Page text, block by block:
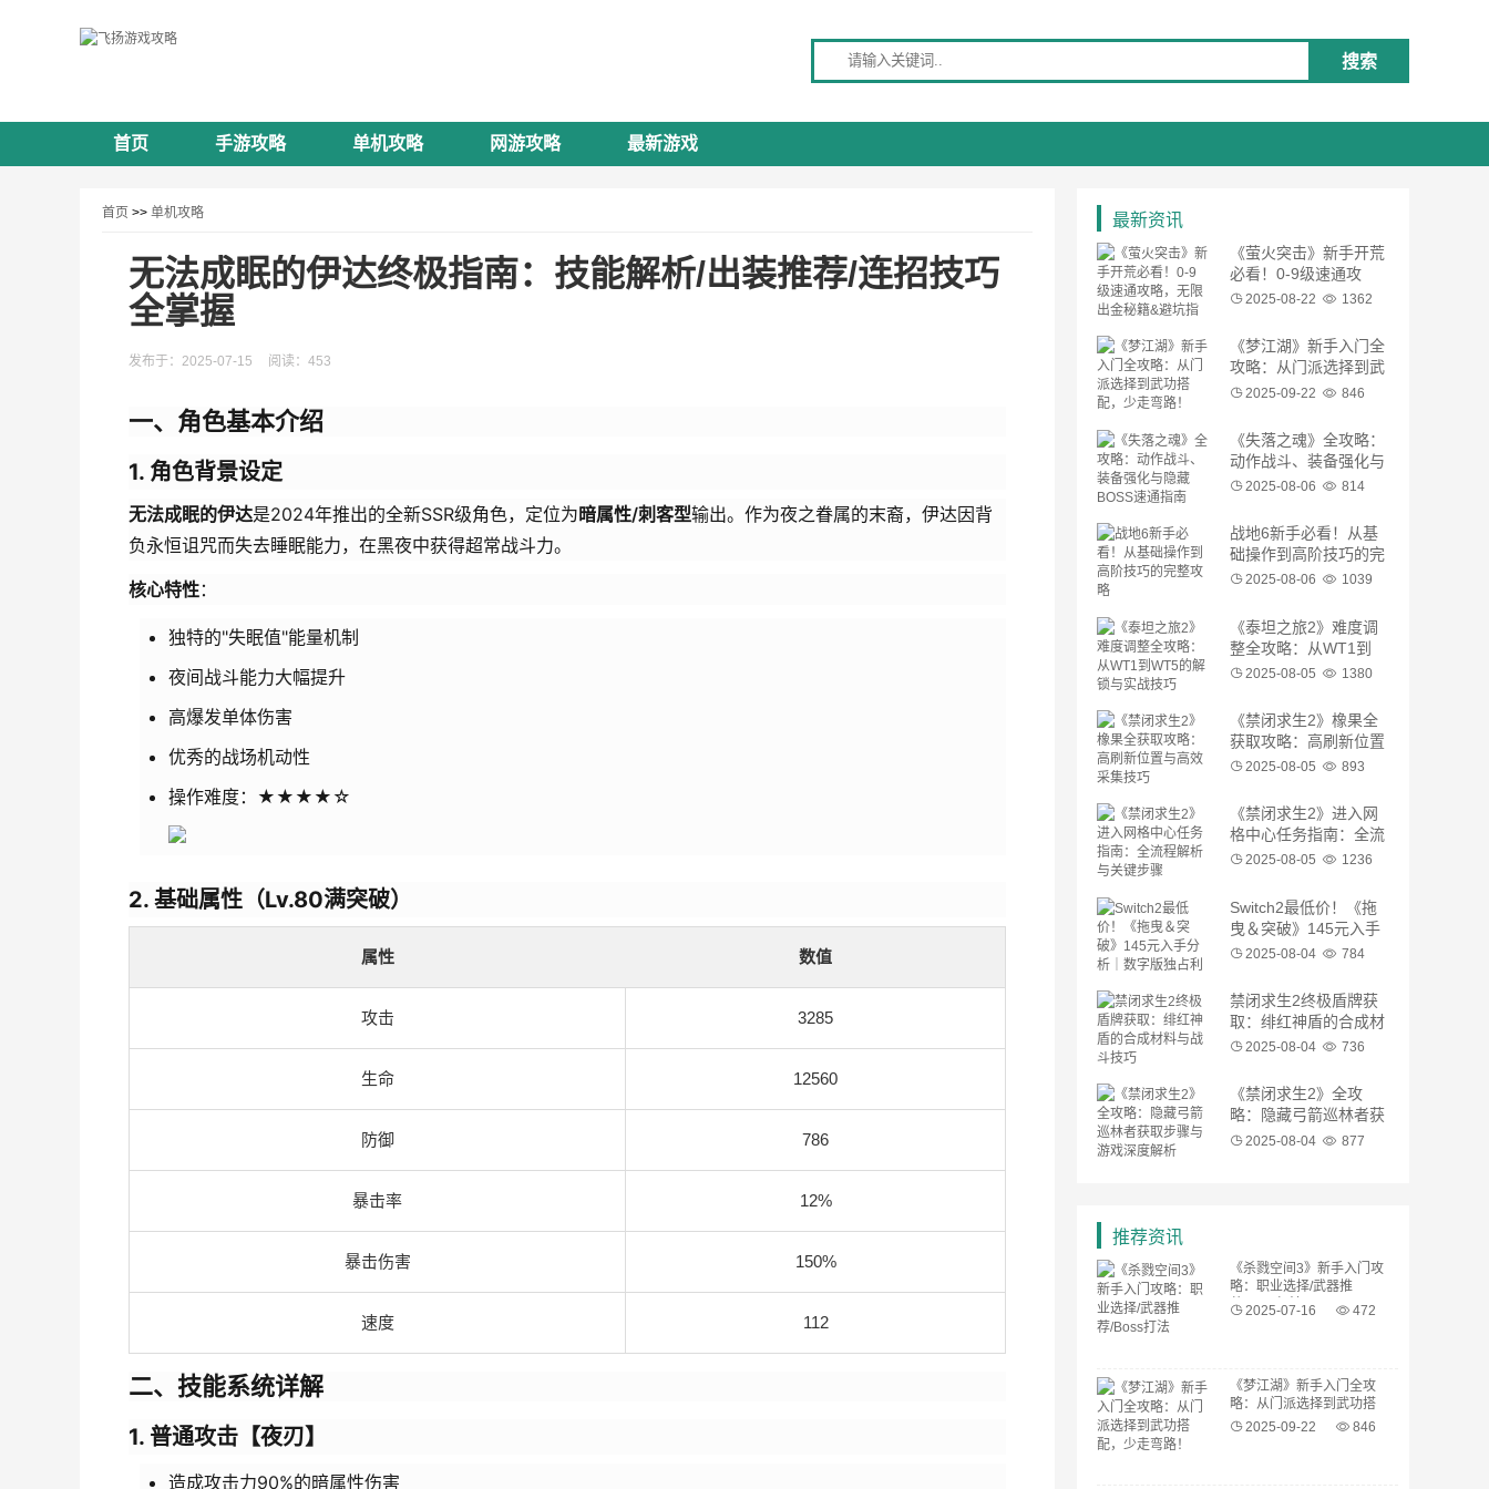
请输入关键词 搜索
首页 手游攻略 单机攻略 网游攻略 最新游戏
首页 >> 单机攻略
无法成眠的伊达终极指南：技能解析/出装推荐/连招技巧
全掌握
发布于：2025-07-15 阅读：453
一、角色基本介绍
1. 角色背景设定
无法成眠的伊达是2024年推出的全新SSR级角色，定位为暗属性/刺客型输出。作为夜之眷属的末裔，伊达因背
负永恒诅咒而失去睡眠能力，在黑夜中获得超常战斗力。
核心特性：
独特的"失眠值"能量机制
夜间战斗能力大幅提升
高爆发单体伤害
优秀的战场机动性
操作难度：★★★★☆
2. 基础属性（Lv.80满突破）
属性 数值
攻击 3285
生命 12560
防御 786
暴击率 12%
暴击伤害 150%
速度 112
二、技能系统详解
1. 普通攻击【夜刃】
造成攻击力90%的暗属性伤害
最新资讯
《萤火突击》新手开荒
必看！0-9级速通攻
略，无限出金秘籍&避
2025-08-22 1362
《梦江湖》新手入门全
攻略：从门派选择到武
功搭配，少走弯路！
2025-09-22 846
《失落之魂》全攻略：
动作战斗、装备强化与
隐藏BOSS速通指南
2025-08-06 814
战地6新手必看！从基
础操作到高阶技巧的完
整攻略
2025-08-06 1039
《泰坦之旅2》难度调
整全攻略：从WT1到
WT5的解锁与实战技巧
2025-08-05 1380
《禁闭求生2》橡果全
获取攻略：高刷新位置
与高效采集技巧
2025-08-05 893
《禁闭求生2》进入网
格中心任务指南：全流
程解析与关键步骤
2025-08-05 1236
Switch2最低价！《拖
曳＆突破》145元入手
分析｜数字版独占利弊
2025-08-04 784
禁闭求生2终极盾牌获
取：绯红神盾的合成材
料与战斗技巧
2025-08-04 736
《禁闭求生2》全攻
略：隐藏弓箭巡林者获
取步骤与游戏深度解析
2025-08-04 877
推荐资讯
《杀戮空间3》新手入门攻
略：职业选择/武器推
荐/Boss打法
2025-07-16 472
《梦江湖》新手入门全攻
略：从门派选择到武功搭
配，少走弯路！
2025-09-22 846